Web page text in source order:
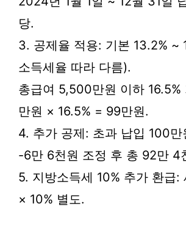
당.
3. 공제율 적용: 기본 13.2% ~
소득세율 따라 다름).
총급여 5,500만원 이하
만원 × 16.5% = 99만원.
4. 추가 공제: 초과 납입 100만
-6만 6천원 조정 후 총 92만 4
5. 지방소득세 10% 추가 환급:
× 10% 별도.